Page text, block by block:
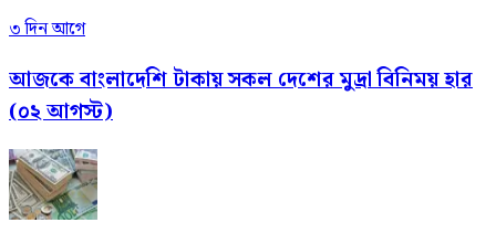
৩ দিন আগে
আজকে বাংলাদেশি টাকায় সকল দেশের মুদ্রা বিনিময় হার
(০২ আগস্ট)